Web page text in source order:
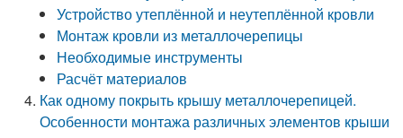
Устройство утеплённой и неутеплённой кровли
Монтаж кровли из металлочерепицы
Необходимые инструменты
Расчёт материалов
Как одному покрыть крышу металлочерепицей.
Особенности монтажа различных элементов крыши